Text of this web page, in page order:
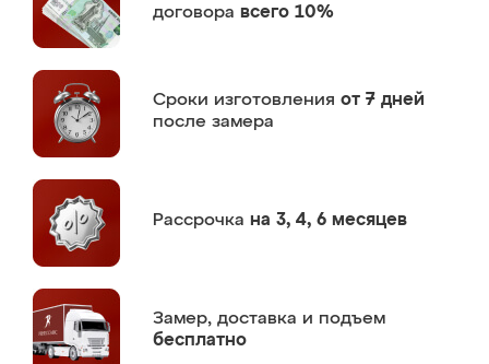
договора всего 10%
Сроки изготовления от 7 дней
после замера
Рассрочка на 3, 4, 6 месяцев
Замер, доставка и подъем
бесплатно